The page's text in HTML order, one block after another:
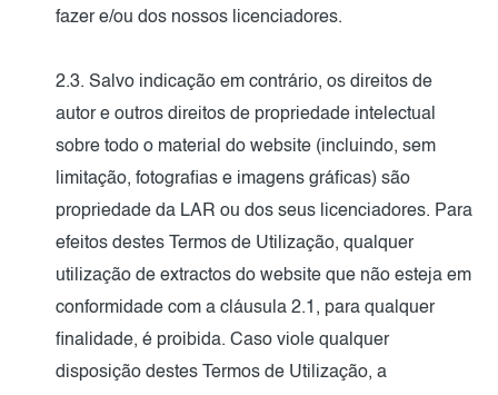
fazer e/ou dos nossos licenciadores.
2.3. Salvo indicação em contrário, os direitos de
autor e outros direitos de propriedade intelectual
sobre todo o material do website (incluindo, sem
limitação, fotografias e imagens gráficas) são
propriedade da LAR ou dos seus licenciadores. Para
efeitos destes Termos de Utilização, qualquer
utilização de extractos do website que não esteja em
conformidade com a cláusula 2.1, para qualquer
finalidade, é proibida. Caso viole qualquer
disposição destes Termos de Utilização, a